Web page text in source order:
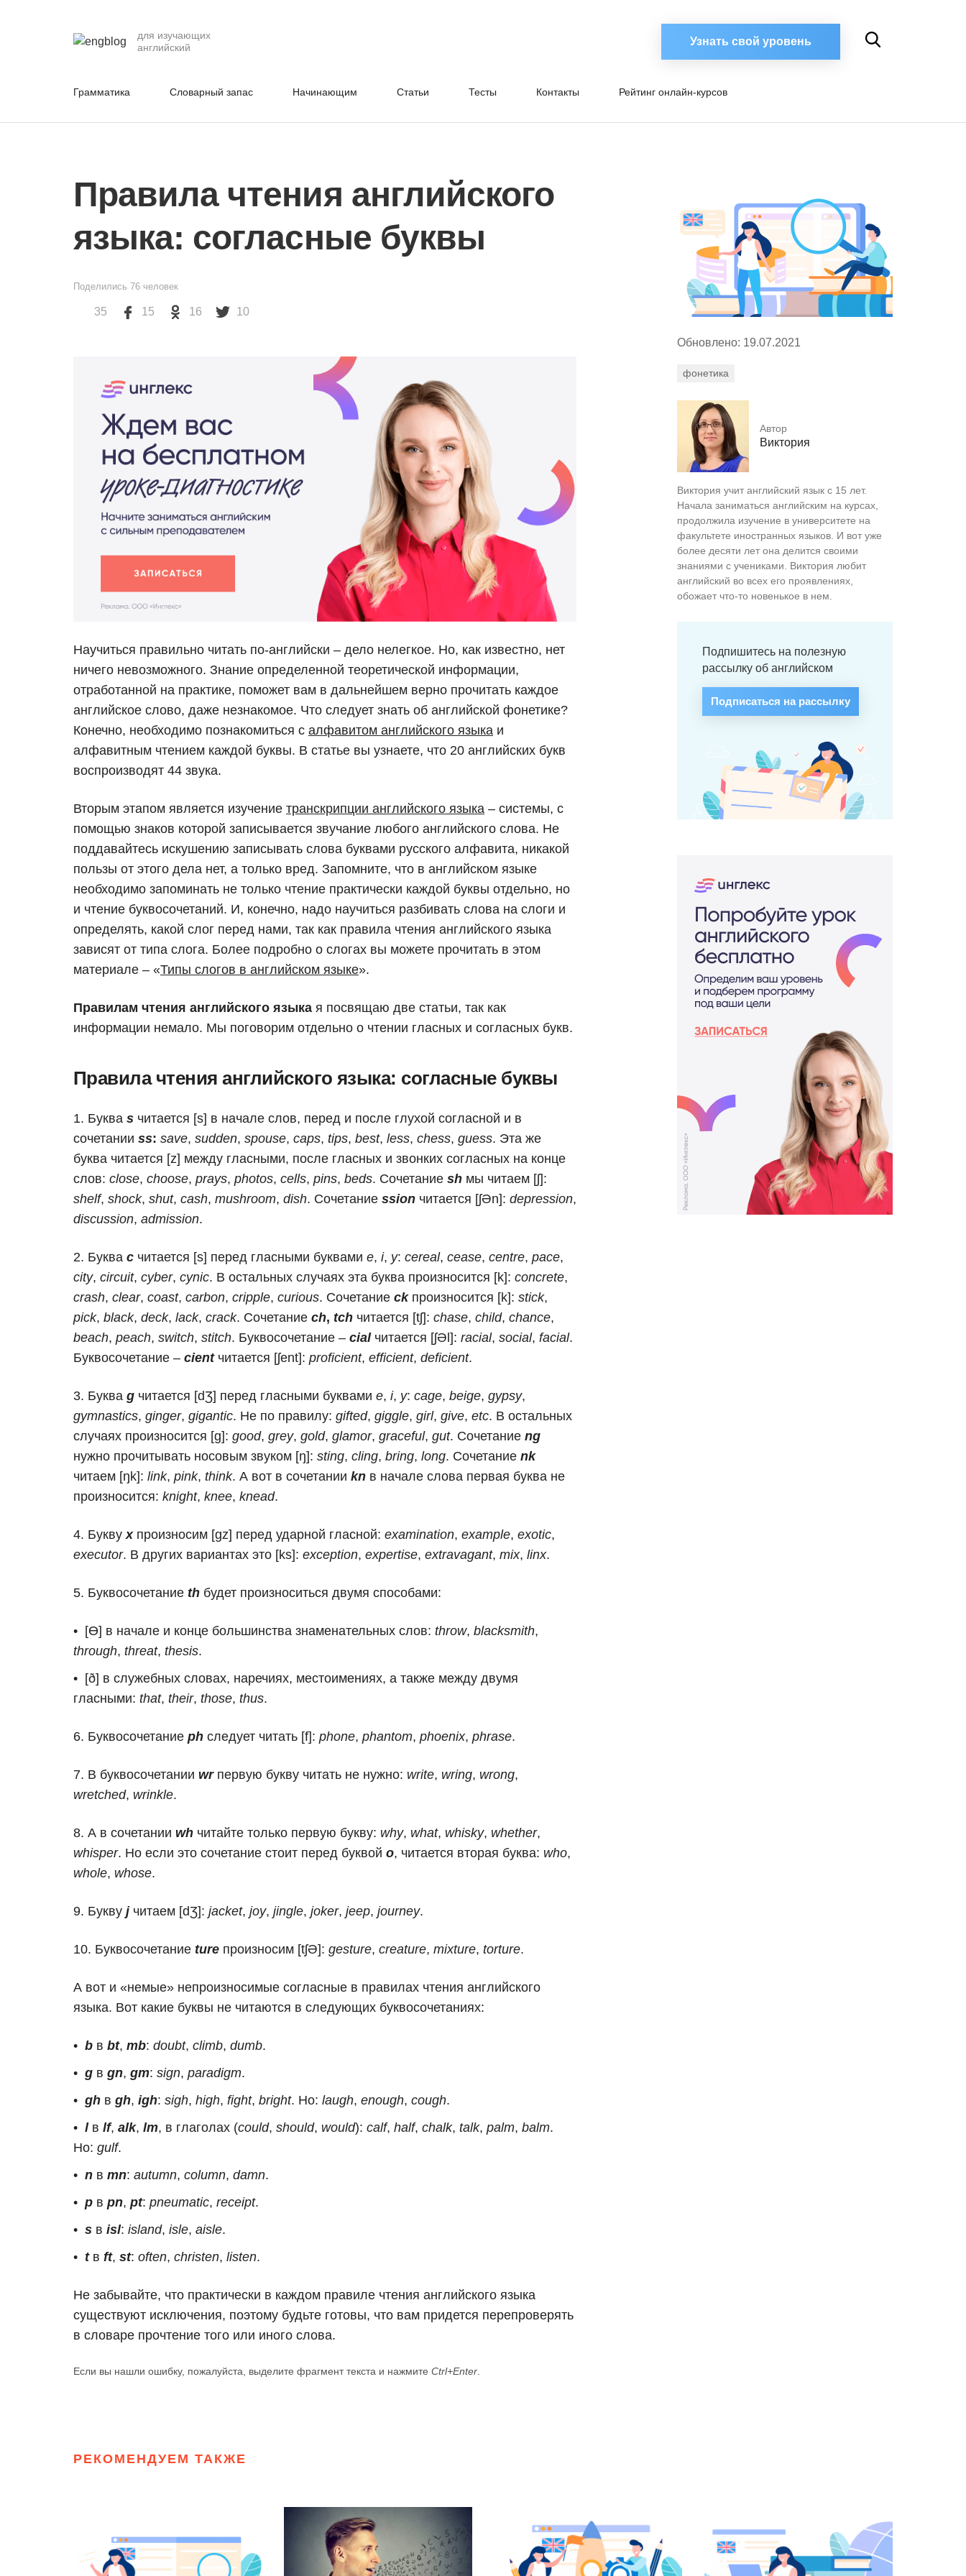
для изучающих
английский
Узнать свой уровень
Грамматика Словарный запас Начинающим Cтатьи Тесты Контакты Рейтинг онлайн-курсов
Правила чтения английского
языка: согласные буквы
Поделились 76 человек
35 15 16 10
Научиться правильно читать по-английски – дело нелегкое. Но, как известно, нет
ничего невозможного. Знание определенной теоретической информации,
отработанной на практике, поможет вам в дальнейшем верно прочитать каждое
английское слово, даже незнакомое. Что следует знать об английской фонетике?
Конечно, необходимо познакомиться с алфавитом английского языка и
алфавитным чтением каждой буквы. В статье вы узнаете, что 20 английских букв
воспроизводят 44 звука.
Вторым этапом является изучение транскрипции английского языка – системы, с
помощью знаков которой записывается звучание любого английского слова. Не
поддавайтесь искушению записывать слова буквами русского алфавита, никакой
пользы от этого дела нет, а только вред. Запомните, что в английском языке
необходимо запоминать не только чтение практически каждой буквы отдельно, но
и чтение буквосочетаний. И, конечно, надо научиться разбивать слова на слоги и
определять, какой слог перед нами, так как правила чтения английского языка
зависят от типа слога. Более подробно о слогах вы можете прочитать в этом
материале – «Типы слогов в английском языке».
Правилам чтения английского языка я посвящаю две статьи, так как
информации немало. Мы поговорим отдельно о чтении гласных и согласных букв.
Правила чтения английского языка: согласные буквы
Буква s читается [s] в начале слов, перед и после глухой согласной и в
сочетании ss: save, sudden, spouse, caps, tips, best, less, chess, guess. Эта же
буква читается [z] между гласными, после гласных и звонких согласных на конце
слов: close, choose, prays, photos, cells, pins, beds. Сочетание sh мы читаем [ʃ]:
shelf, shock, shut, cash, mushroom, dish. Сочетание ssion читается [ʃƏn]: depression,
discussion, admission.
Буква с читается [s] перед гласными буквами e, i, y: cereal, cease, centre, pace,
city, circuit, cyber, cynic. В остальных случаях эта буква произносится [k]: concrete,
crash, clear, coast, carbon, cripple, curious. Сочетание ck произносится [k]: stick,
pick, black, deck, lack, crack. Сочетание ch, tch читается [tʃ]: chase, child, chance,
beach, peach, switch, stitch. Буквосочетание – cial читается [ʃƏl]: racial, social, facial.
Буквосочетание – cient читается [ʃent]: proficient, efficient, deficient.
Буква g читается [dƷ] перед гласными буквами e, i, y: cage, beige, gypsy,
gymnastics, ginger, gigantic. Не по правилу: gifted, giggle, girl, give, etc. В остальных
случаях произносится [g]: good, grey, gold, glamor, graceful, gut. Сочетание ng
нужно прочитывать носовым звуком [ŋ]: sting, cling, bring, long. Сочетание nk
читаем [ŋk]: link, pink, think. А вот в сочетании kn в начале слова первая буква не
произносится: knight, knee, knead.
Буквуx произносим [gz] перед ударной гласной: examination, example, exotic,
executor. В других вариантах это [ks]: exception, expertise, extravagant, mix, linx.
Буквосочетание th будет произноситься двумя способами:
[Ɵ] в начале и конце большинства знаменательных слов: throw, blacksmith,
through, threat, thesis.
[ð] в служебных словах, наречиях, местоимениях, а также между двумя
гласными: that, their, those, thus.
Буквосочетание ph следует читать [f]: phone, phantom, phoenix, phrase.
В буквосочетании wr первую букву читать не нужно: write, wring, wrong,
wretched, wrinkle.
А в сочетании wh читайте только первую букву: why, what, whisky, whether,
whisper. Но если это сочетание стоит перед буквой о, читается вторая буква: who,
whole, whose.
Букву j читаем [dƷ]: jacket, joy, jingle, joker, jeep, journey.
Буквосочетание ture произносим [tʃƏ]: gesture, creature, mixture, torture.
А вот и «немые» непроизносимые согласные в правилах чтения английского
языка. Вот какие буквы не читаются в следующих буквосочетаниях:
b в bt, mb: doubt, climb, dumb.
g в gn, gm: sign, paradigm.
gh в gh, igh: sigh, high, fight, bright. Но: laugh, enough, cough.
lв lf, alk, lm, в глаголах (could, should, would): calf, half, chalk, talk, palm, balm.
Но: gulf.
n в mn: autumn, column, damn.
p в pn, pt: pneumatic, receipt.
s в isl: island, isle, aisle.
tв ft, st: often, christen, listen.
Не забывайте, что практически в каждом правиле чтения английского языка
существуют исключения, поэтому будьте готовы, что вам придется перепроверять
в словаре прочтение того или иного слова.
Если вы нашли ошибку, пожалуйста, выделите фрагмент текста и нажмите Ctrl+Enter
Автор
Виктория
Виктория учит английский язык с 15 лет.
Начала заниматься английским на курсах,
продолжила изучение в университете на
факультете иностранных языков. И вот уже
более десяти лет она делится своими
знаниями с учениками. Виктория любит
английский во всех его проявлениях,
обожает что-то новенькое в нем.
Обновлено: 19.07.2021
фонетика
Подпишитесь на полезную
рассылку об английском
Подписаться на рассылку
РЕКОМЕНДУЕМ ТАКЖЕ